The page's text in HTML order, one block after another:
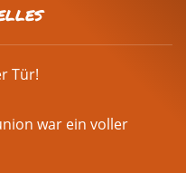
Tür!
war ein voller